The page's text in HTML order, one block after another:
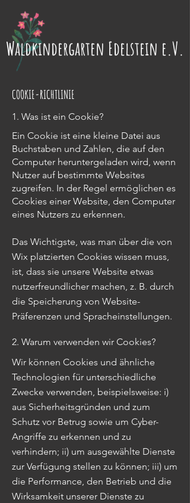
Waldkindergarten Edelstein e.V.
COOKIE-RICHTLINIE
1. Was ist ein Cookie?
Ein Cookie ist eine kleine Datei aus
Buchstaben und Zahlen, die auf den
Computer heruntergeladen wird, wenn
Nutzer auf bestimmte Websites
zugreifen. In der Regel ermöglichen es
Cookies einer Website, den Computer
eines Nutzers zu erkennen.
Das Wichtigste, was man über die von
Wix platzierten Cookies wissen muss,
ist, dass sie unsere Website etwas
nutzerfreundlicher machen, z. B. durch
die Speicherung von Website-
Präferenzen und Spracheinstellungen.
2. Warum verwenden wir Cookies?
Wir können Cookies und ähnliche
Technologien für unterschiedliche
Zwecke verwenden, beispielsweise: i)
aus Sicherheitsgründen und zum
Schutz vor Betrug sowie um Cyber-
Angriffe zu erkennen und zu
verhindern; ii) um ausgewählte Dienste
zur Verfügung stellen zu können; iii) um
die Performance, den Betrieb und die
Wirksamkeit unserer Dienste zu